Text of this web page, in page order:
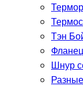
Тэн
Шнур
Разные